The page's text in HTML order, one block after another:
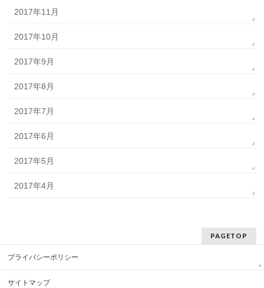
2017年11月
2017年10月
2017年9月
2017年8月
2017年7月
2017年6月
2017年5月
2017年4月
PAGETOP
プライバシーポリシー
サイトマップ